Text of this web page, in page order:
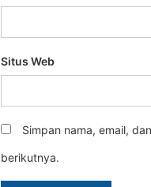
Situs Web
Simpan nama, email,
berikutnya.